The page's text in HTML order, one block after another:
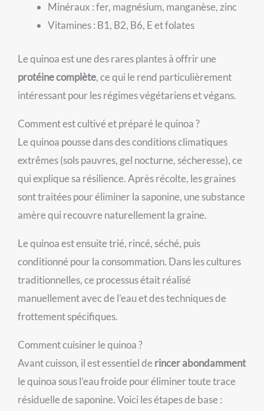
Minéraux : fer, magnésium, manganèse, zinc
Vitamines : B1, B2, B6, E et folates
Le quinoa est une des rares plantes à offrir une
protéine complète, ce qui le rend particulièrement
intéressant pour les régimes végétariens et végans.
Comment est cultivé et préparé le quinoa ?
Le quinoa pousse dans des conditions climatiques
extrêmes (sols pauvres, gel nocturne, sécheresse), ce
qui explique sa résilience. Après récolte, les graines
sont traitées pour éliminer la saponine, une substance
amère qui recouvre naturellement la graine.
Le quinoa est ensuite trié, rincé, séché, puis
conditionné pour la consommation. Dans les cultures
traditionnelles, ce processus était réalisé
manuellement avec de l’eau et des techniques de
frottement spécifiques.
Comment cuisiner le quinoa ?
Avant cuisson, il est essentiel de rincer abondamment
le quinoa sous l’eau froide pour éliminer toute trace
résiduelle de saponine. Voici les étapes de base :